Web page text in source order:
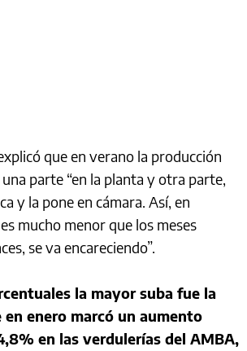
que en verano la producción
parte “en la planta y otra parte,
y la pone en cámara. Así, en
mucho menor que los meses
se va encareciendo”.
la mayor suba fue la
enero marcó un aumento
en las verdulerías del AMBA,